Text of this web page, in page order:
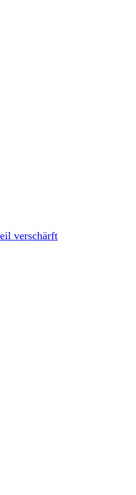
verschärft